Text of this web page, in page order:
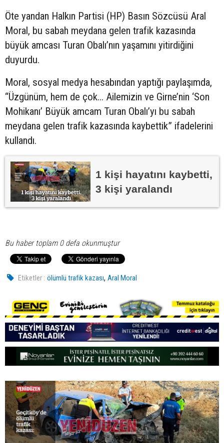
Öte yandan Halkın Partisi (HP) Basın Sözcüsü Aral
Moral, bu sabah meydana gelen trafik kazasında
büyük amcası Turan Obalı’nın yaşamını yitirdiğini
duyurdu.
Moral, sosyal medya hesabından yaptığı paylaşımda,
“Üzgünüm, hem de çok... Ailemizin ve Girne’nin ‘Son
Mohikanı’ Büyük amcam Turan Obalı’yı bu sabah
meydana gelen trafik kazasında kaybettik” ifadelerini
kullandı.
1 kişi hayatını kaybetti,
3 kişi yaralandı
Bu haber toplam 0 defa okunmuştur
Etiketler : ölümlü trafik kazası,Aral Moral